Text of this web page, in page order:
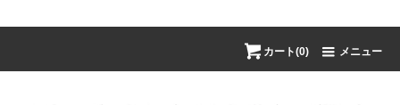
カート(0) メニュー